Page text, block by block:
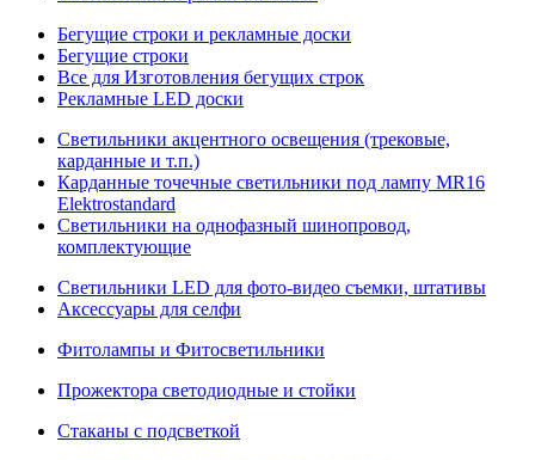
Бегущие строки и рекламные доски
Бегущие строки
Все для Изготовления бегущих строк
Рекламные LED доски
Светильники акцентного освещения (трековые,
карданные и т.п.)
Карданные точечные светильники под лампу MR16
Elektrostandard
Светильники на однофазный шинопровод,
комплектующие
Светильники LED для фото-видео съемки, штативы
Аксессуары для селфи
Фитолампы и Фитосветильники
Прожектора светодиодные и стойки
Стаканы с подсветкой